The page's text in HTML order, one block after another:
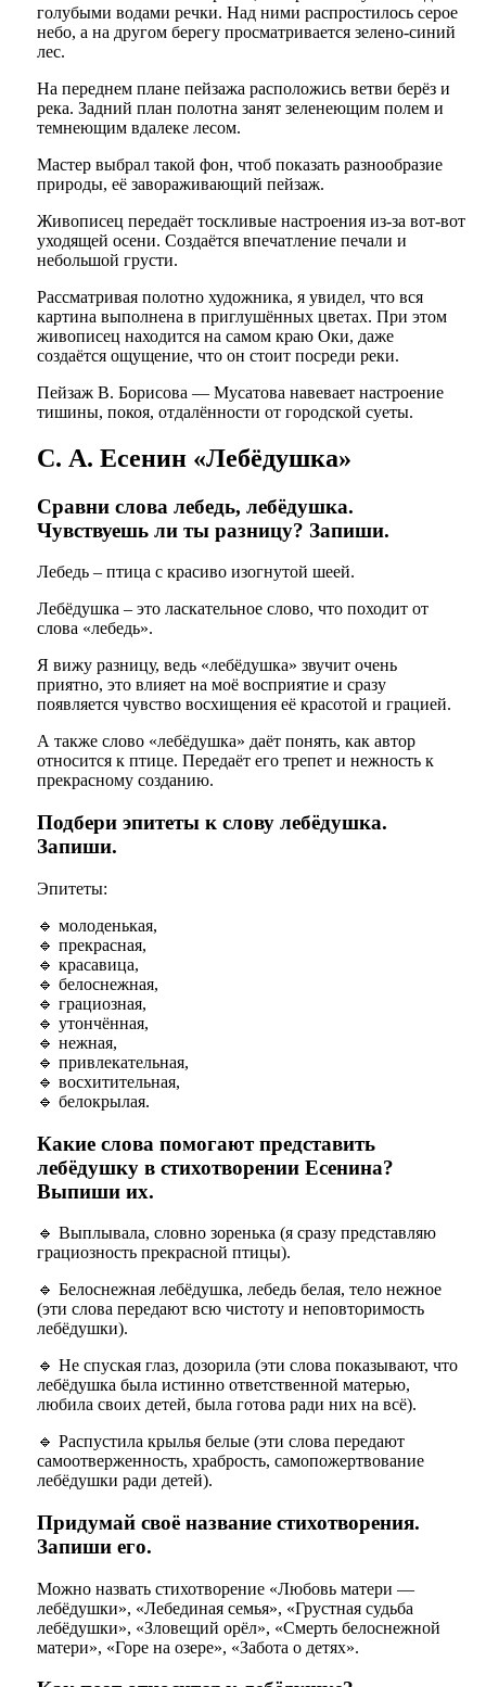
голубыми водами речки. Над ними распростилось серое
небо, а на другом берегу просматривается зелено-синий
лес.
На переднем плане пейзажа расположись ветви берёз и
река. Задний план полотна занят зеленеющим полем и
темнеющим вдалеке лесом.
Мастер выбрал такой фон, чтоб показать разнообразие
природы, её завораживающий пейзаж.
Живописец передаёт тоскливые настроения из-за вот-вот
уходящей осени. Создаётся впечатление печали и
небольшой грусти.
Рассматривая полотно художника, я увидел, что вся
картина выполнена в приглушённых цветах. При этом
живописец находится на самом краю Оки, даже
создаётся ощущение, что он стоит посреди реки.
Пейзаж В. Борисова — Мусатова навевает настроение
тишины, покоя, отдалённости от городской суеты.
С. А. Есенин «Лебёдушка»
Сравни слова лебедь, лебёдушка.
Чувствуешь ли ты разницу? Запиши.
Лебедь – птица с красиво изогнутой шеей.
Лебёдушка – это ласкательное слово, что походит от
слова «лебедь».
Я вижу разницу, ведь «лебёдушка» звучит очень
приятно, это влияет на моё восприятие и сразу
появляется чувство восхищения её красотой и грацией.
А также слово «лебёдушка» даёт понять, как автор
относится к птице. Передаёт его трепет и нежность к
прекрасному созданию.
Подбери эпитеты к слову лебёдушка.
Запиши.
Эпитеты:
🔹 молоденькая,
🔹 прекрасная,
🔹 красавица,
🔹 белоснежная,
🔹 грациозная,
🔹 утончённая,
🔹 нежная,
🔹 привлекательная,
🔹 восхитительная,
🔹 белокрылая.
Какие слова помогают представить
лебёдушку в стихотворении Есенина?
Выпиши их.
🔹 Выплывала, словно зоренька (я сразу представляю
грациозность прекрасной птицы).
🔹 Белоснежная лебёдушка, лебедь белая, тело нежное
(эти слова передают всю чистоту и неповторимость
лебёдушки).
🔹 Не спуская глаз, дозорила (эти слова показывают, что
лебёдушка была истинно ответственной матерью,
любила своих детей, была готова ради них на всё).
🔹 Распустила крылья белые (эти слова передают
самоотверженность, храбрость, самопожертвование
лебёдушки ради детей).
Придумай своё название стихотворения.
Запиши его.
Можно назвать стихотворение «Любовь матери —
лебёдушки», «Лебединая семья», «Грустная судьба
лебёдушки», «Зловещий орёл», «Смерть белоснежной
матери», «Горе на озере», «Забота о детях».